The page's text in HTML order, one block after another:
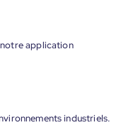
application
industriels.